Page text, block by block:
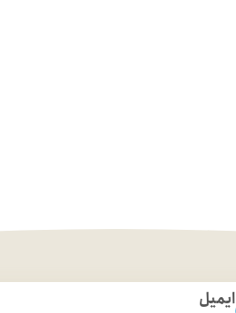
ایمیل